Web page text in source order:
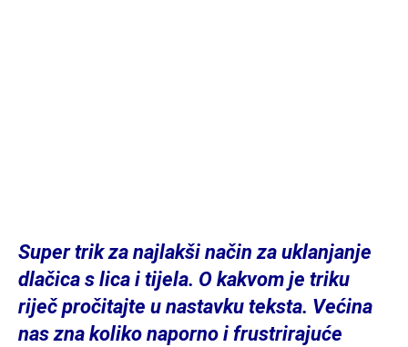
Super trik za najlakši način za uklanjanje
dlačica s lica i tijela. O kakvom je triku
riječ pročitajte u nastavku teksta. Većina
nas zna koliko naporno i frustrirajuće